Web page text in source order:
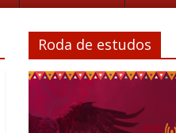
Roda de estudos